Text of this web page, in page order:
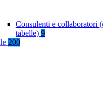
Consulenti e collaboratori
tabelle) 9
200